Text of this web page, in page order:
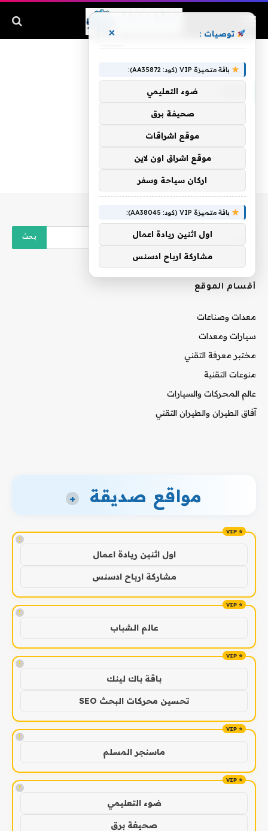
أقسام الموقع
معدات وصناعات
سيارات ومعدات
مختبر معرفة التقني
منوعات التقنية
عالم المحركات والسيارات
آفاق الطيران والطيران التقني
مواقع صديقة +
!
اول اثنين ريادة اعمال
مشاركة ارباح ادسنس
!
عالم الشباب
!
باقة باك لينك
تحسين محركات البحث SEO
!
ماسنجر المسلم
!
ضوء التعليمي
صحيفة برق
توصيات : ×
باقة متميزة VIP (كود: AA35872):
ضوء التعليمي
صحيفة برق
موقع اشراقات
موقع اشراق اون لاين
اركان سياحة وسفر
باقة متميزة VIP (كود: AA38045):
اول اثنين ريادة اعمال
مشاركة ارباح ادسنس